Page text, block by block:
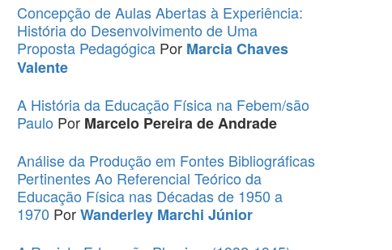
Concepção de Aulas Abertas à Experiência:
História do Desenvolvimento de Uma
Proposta Pedagógica Por Marcia Chaves
Valente
A História da Educação Física na Febem/são
Paulo Por Marcelo Pereira de Andrade
Análise da Produção em Fontes Bibliográficas
Pertinentes Ao Referencial Teórico da
Educação Física nas Décadas de 1950 a
1970 PorWanderley Marchi Júnior